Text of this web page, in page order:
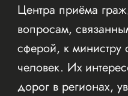
Центра приёма
вопросам,
сферой, к министру
человек. Их
дорог в регионах,